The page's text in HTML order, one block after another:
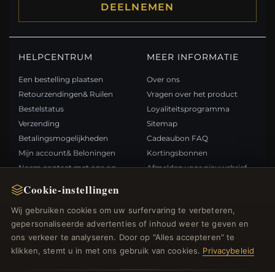
Cookie-instellingen
Wij gebruiken cookies om uw surfervaring te verbeteren,
gepersonaliseerde advertenties of inhoud weer te geven en
ons verkeer te analyseren. Door op "Alles accepteren" te
klikken, stemt u in met ons gebruik van cookies. Privacybeleid
DEELNEMEN
HELPCENTRUM
Een bestelling plaatsen
Retourzendingen& Ruilen
Bestelstatus
Verzending
Betalingsmogelijkheden
Mijn account& Beloningen
Neem contact met ons op
MEER INFORMATIE
Over ons
Vragen over het product
Loyaliteitsprogramma
Sitemap
Cadeaubon FAQ
Kortingsbonnen
Afmelden voor nieuwsbrief
Nieuwe producten
Specials
Blog
BETAALMETHODEN